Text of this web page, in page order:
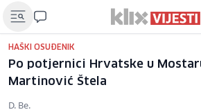
HAŠKI OSUĐENIK
Po potjernici Hrvatske u
Martinović Štela
D. Be.